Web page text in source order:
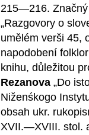
215―216. Značný
„Razgovory o
umělém verši 45,
napodobení
knihu, důležitou
Rezanova „Do
Niženśkogo
obsah ukr.
XVII.―XVIII. stol.